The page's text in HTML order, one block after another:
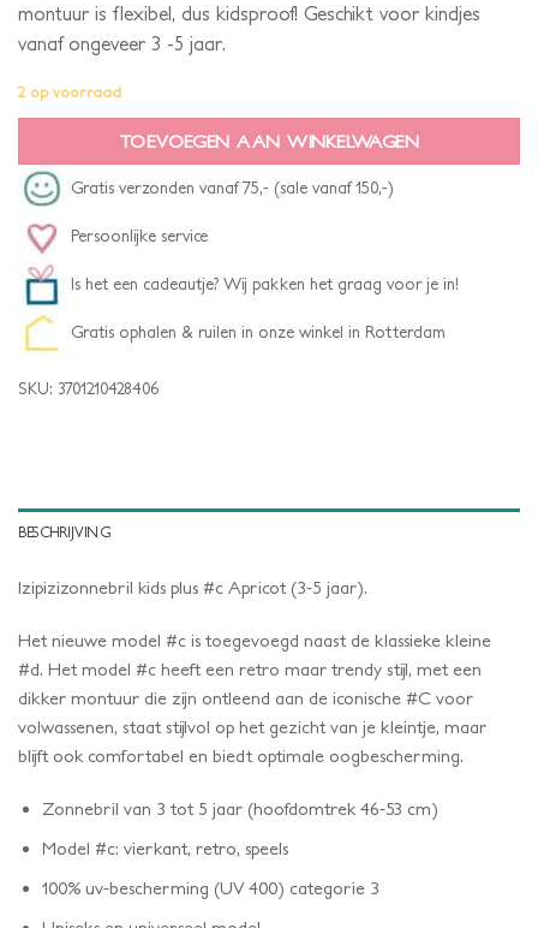
montuur is flexibel, dus kidsproof! Geschikt voor kindjes
vanaf ongeveer 3 -5 jaar.
2 op voorraad
TOEVOEGEN AAN WINKELWAGEN
Gratis verzonden vanaf 75,- (sale vanaf 150,-)
Persoonlijke service
Is het een cadeautje? Wij pakken het graag voor je in!
Gratis ophalen & ruilen in onze winkel in Rotterdam
SKU: 3701210428406
BESCHRIJVING
Izipizizonnebril kids plus #c Apricot (3-5 jaar).
Het nieuwe model #c is toegevoegd naast de klassieke kleine
#d. Het model #c heeft een retro maar trendy stijl, met een
dikker montuur die zijn ontleend aan de iconische #C voor
volwassenen, staat stijlvol op het gezicht van je kleintje, maar
blijft ook comfortabel en biedt optimale oogbescherming.
Zonnebril van 3 tot 5 jaar (hoofdomtrek 46-53 cm)
Model #c: vierkant, retro, speels
100% uv-bescherming (UV 400) categorie 3